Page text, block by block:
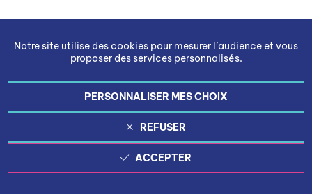
Notre site utilise des cookies pour mesurer l’audience et vous
proposer des services personnalisés.
PERSONNALISER MES CHOIX
REFUSER
ACCEPTER